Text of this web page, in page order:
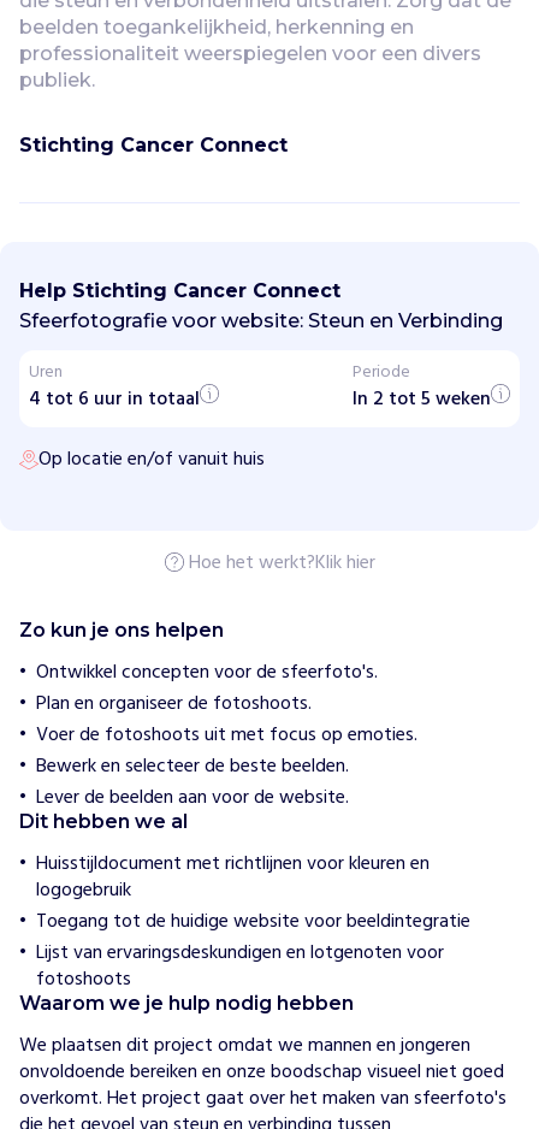
beelden toegankelijkheid, herkenning en
professionaliteit weerspiegelen voor een divers
publiek.
Stichting Cancer Connect
c
h
t
n
g
n
c
t
Lees
Help Stichting Cancer Connect
Sfeerfotografie voor website: Steun en Verbinding
Uren
4 tot 6 uur in totaal
Periode
In 2 tot 5 weken
Op locatie en/of vanuit huis
Hoe het werkt?Klik hier
Zo kun je ons helpen
Ontwikkel concepten voor de sfeerfoto's.
Plan en organiseer de fotoshoots.
Voer de fotoshoots uit met focus op emoties.
Bewerk en selecteer de beste beelden.
Lever de beelden aan voor de website.
Dit hebben we al
Huisstijldocument met richtlijnen voor kleuren en
logogebruik
Toegang tot de huidige website voor beeldintegratie
Lijst van ervaringsdeskundigen en lotgenoten voor
fotoshoots
Waarom we je hulp nodig hebben
We plaatsen dit project omdat we mannen en jongeren
onvoldoende bereiken en onze boodschap visueel niet goed
overkomt. Het project gaat over het maken van sfeerfoto's